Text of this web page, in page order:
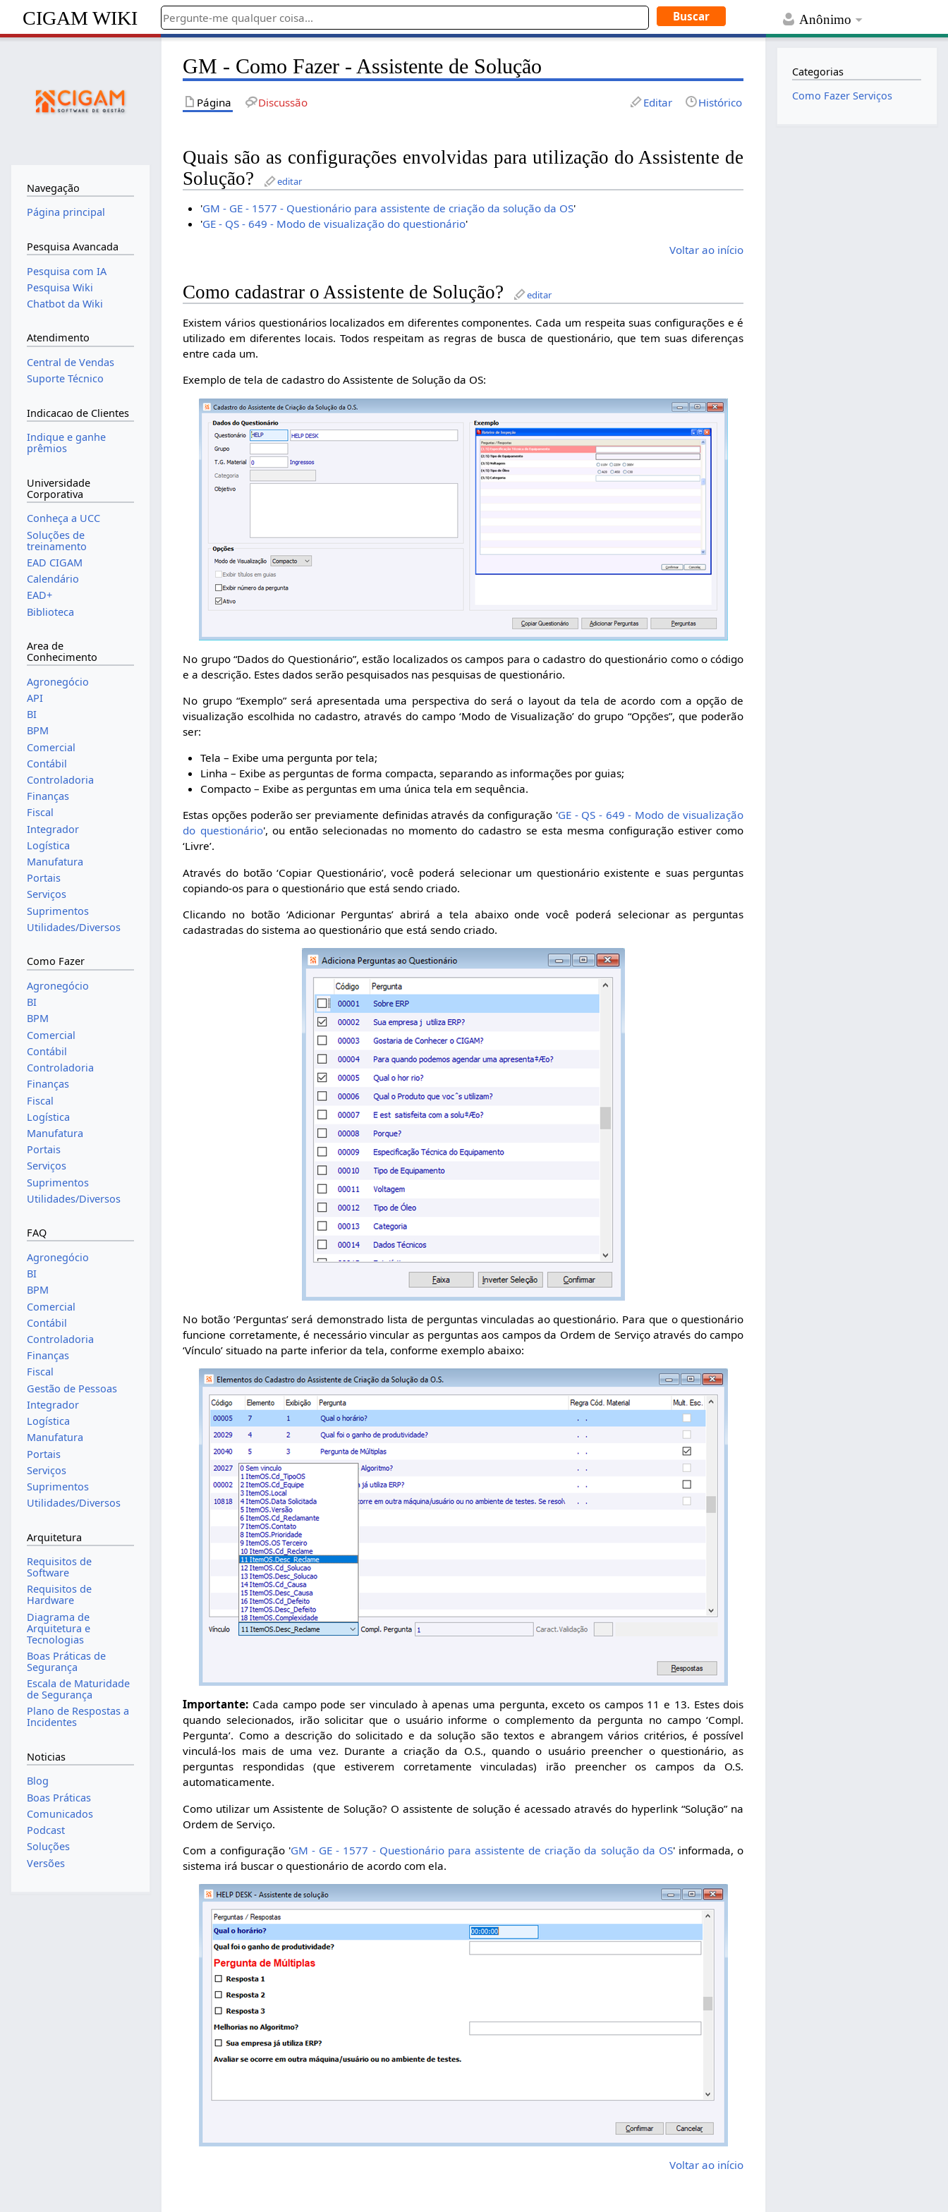
Anônimo
CIGAM WIKI
GM - Como Fazer - Assistente de Solução
Página Discussão Editar Histórico
Quais são as configurações envolvidas para utilização do Assistente de
Solução?
editar
'GM - GE - 1577 - Questionário para assistente de criação da solução da OS'
'GE - QS - 649 - Modo de visualização do questionário'
Voltar ao início
Como cadastrar o Assistente de Solução? editar
Existem vários questionários localizados em diferentes componentes. Cada um respeita suas configurações e é
utilizado em diferentes locais. Todos respeitam as regras de busca de questionário, que tem suas diferenças
entre cada um.
Exemplo de tela de cadastro do Assistente de Solução da OS:
No grupo “Dados do Questionário”, estão localizados os campos para o cadastro do questionário como o código
e a descrição. Estes dados serão pesquisados nas pesquisas de questionário.
No grupo “Exemplo” será apresentada uma perspectiva do será o layout da tela de acordo com a opção de
visualização escolhida no cadastro, através do campo ‘Modo de Visualização’ do grupo “Opções”, que poderão
ser:
Tela – Exibe uma pergunta por tela;
Linha – Exibe as perguntas de forma compacta, separando as informações por guias;
Compacto – Exibe as perguntas em uma única tela em sequência.
Estas opções poderão ser previamente definidas através da configuração 'GE - QS - 649 - Modo de visualização
do questionário', ou então selecionadas no momento do cadastro se esta mesma configuração estiver como
‘Livre’.
Através do botão ‘Copiar Questionário’, você poderá selecionar um questionário existente e suas perguntas
copiando-os para o questionário que está sendo criado.
Clicando no botão ‘Adicionar Perguntas’ abrirá a tela abaixo onde você poderá selecionar as perguntas
cadastradas do sistema ao questionário que está sendo criado.
No botão ‘Perguntas’ será demonstrado lista de perguntas vinculadas ao questionário. Para que o questionário
funcione corretamente, é necessário vincular as perguntas aos campos da Ordem de Serviço através do campo
‘Vínculo’ situado na parte inferior da tela, conforme exemplo abaixo:
Importante: Cada campo pode ser vinculado à apenas uma pergunta, exceto os campos 11 e 13. Estes dois
quando selecionados, irão solicitar que o usuário informe o complemento da pergunta no campo ‘Compl.
Pergunta’. Como a descrição do solicitado e da solução são textos e abrangem vários critérios, é possível
vinculá-los mais de uma vez. Durante a criação da O.S., quando o usuário preencher o questionário, as
perguntas respondidas (que estiverem corretamente vinculadas) irão preencher os campos da O.S.
automaticamente.
Como utilizar um Assistente de Solução? O assistente de solução é acessado através do hyperlink “Solução” na
Ordem de Serviço.
Com a configuração 'GM - GE - 1577 - Questionário para assistente de criação da solução da OS' informada, o
sistema irá buscar o questionário de acordo com ela.
Voltar ao início
Navegação
Página principal
Pesquisa Avancada
Pesquisa com IA
Pesquisa Wiki
Chatbot da Wiki
Atendimento
Central de Vendas
Suporte Técnico
Indicacao de Clientes
Indique e ganhe
prêmios
Universidade
Corporativa
Conheça a UCC
Soluções de
treinamento
EAD CIGAM
Calendário
EAD+
Biblioteca
Area de
Conhecimento
Agronegócio
API
BI
BPM
Comercial
Contábil
Controladoria
Finanças
Fiscal
Integrador
Logística
Manufatura
Portais
Serviços
Suprimentos
Utilidades/Diversos
Como Fazer
Agronegócio
BI
BPM
Comercial
Contábil
Controladoria
Finanças
Fiscal
Logística
Manufatura
Portais
Serviços
Suprimentos
Utilidades/Diversos
FAQ
Agronegócio
BI
BPM
Comercial
Contábil
Controladoria
Finanças
Fiscal
Gestão de Pessoas
Integrador
Logística
Manufatura
Portais
Serviços
Suprimentos
Utilidades/Diversos
Arquitetura
Requisitos de
Software
Requisitos de
Hardware
Diagrama de
Arquitetura e
Tecnologias
Boas Práticas de
Segurança
Escala de Maturidade
de Segurança
Plano de Respostas a
Incidentes
Noticias
Blog
Boas Práticas
Comunicados
Podcast
Soluções
Versões
Categorias
Como Fazer Serviços